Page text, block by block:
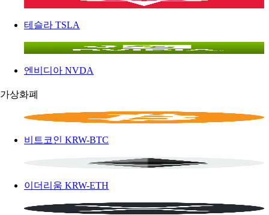
테슬라 TSLA
엔비디아 NVDA
가상화폐
비트코인 KRW-BTC
이더리움 KRW-ETH